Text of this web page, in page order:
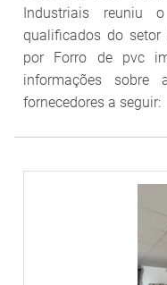
Industriais reuniu
qualificados do setor
por Forro de pvc
informações sobre
fornecedores a seguir: